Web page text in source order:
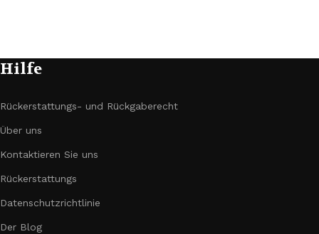
Hilfe
Rückerstattungs- und Rückgaberecht
Über uns
Kontaktieren Sie uns
Rückerstattungs
Datenschutzrichtlinie
Der Blog